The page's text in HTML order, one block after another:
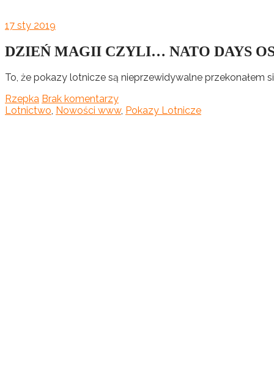
17 sty 2019
DZIEŃ MAGII CZYLI… NATO DAYS
To, że pokazy lotnicze są nieprzewidywalne przekonałem
Rzepka Brak komentarzy
Lotnictwo, Nowości www, Pokazy Lotnicze